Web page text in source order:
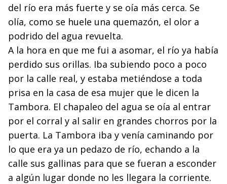
del río era más fuerte y se oía más cerca. Se
olía, como se huele una quemazón, el olor a
podrido del agua revuelta.
A la hora en que me fui a asomar, el río ya había
per­dido sus orillas. Iba subiendo poco a poco
por la calle real, y estaba metiéndose a toda
prisa en la casa de esa mujer que le dicen la
Tambora. El chapaleo del agua se oía al entrar
por el corral y al salir en grandes chorros por la
puerta. La Tambora iba y venía caminando por
lo que era ya un pedazo de río, echando a la
calle sus gallinas para que se fueran a esconder
a algún lugar donde no les llegara la corriente.